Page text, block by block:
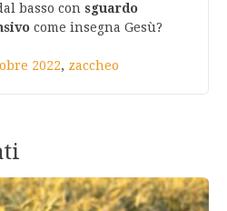
basso con sguardo
come insegna Gesù?
2022, zaccheo